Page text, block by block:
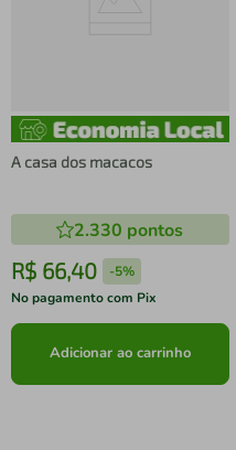
A casa dos macacos
2.330 pontos
R$ 66,40 -5%
No pagamento com Pix
Adicionar ao carrinho